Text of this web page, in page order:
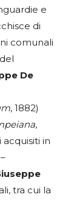
e
di
comunali
De
, 1882)
,
acquisiti in
tra cui la